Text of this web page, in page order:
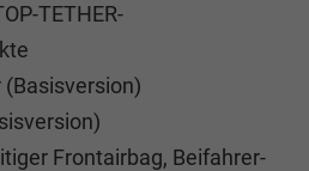
TETHER-
(Basisversion)
Frontairbag, Beifahrer-